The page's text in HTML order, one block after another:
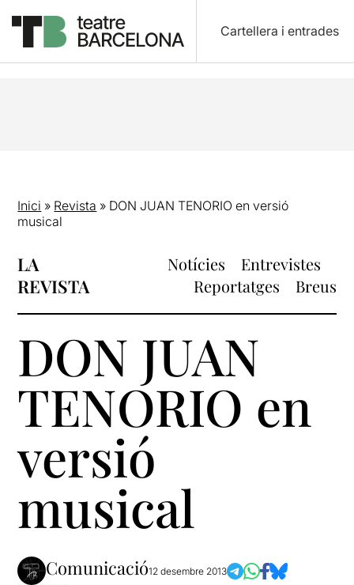
Cartellera i entrades
Inici » Revista » DON JUAN TENORIO en versió
musical
LA
REVISTA
Notícies
Entrevistes
Reportatges
Breus
DON JUAN
TENORIO en
versió
musical
Comunicació12 desembre 2013